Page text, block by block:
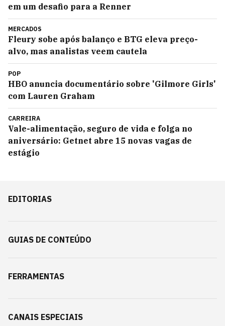
em um desafio para a Renner
MERCADOS
Fleury sobe após balanço e BTG eleva preço-
alvo, mas analistas veem cautela
POP
HBO anuncia documentário sobre 'Gilmore Girls'
com Lauren Graham
CARREIRA
Vale-alimentação, seguro de vida e folga no
aniversário: Getnet abre 15 novas vagas de
estágio
EDITORIAS
GUIAS DE CONTEÚDO
FERRAMENTAS
CANAIS ESPECIAIS